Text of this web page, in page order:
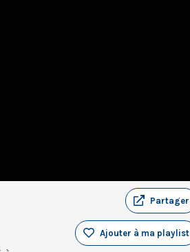
Partager
Ajouter à ma playlist